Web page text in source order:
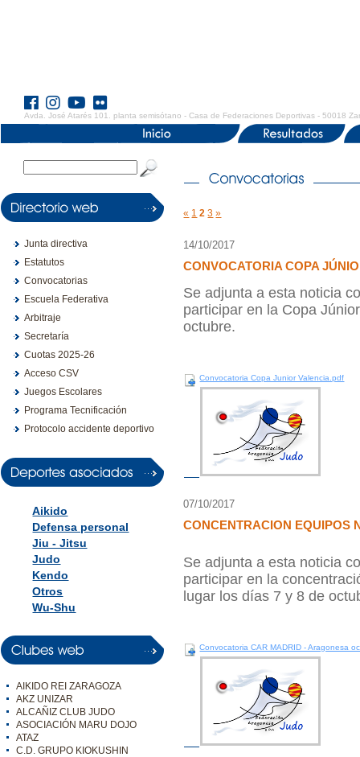
Avda. José Atarés 101. planta semisótano - Casa de Federaciones Deportivas - 50018
Junta directiva
Estatutos
Convocatorias
Escuela Federativa
Arbitraje
Secretaría
Cuotas 2025-26
Acceso CSV
Juegos Escolares
Programa Tecnificación
Protocolo accidente deportivo
Aikido
Defensa personal
Jiu - Jitsu
Judo
Kendo
Otros
Wu-Shu
AIKIDO REI ZARAGOZA
AKZ UNIZAR
ALCAÑIZ CLUB JUDO
ASOCIACIÓN MARU DOJO
ATAZ
C.D. GRUPO KIOKUSHIN
« 1 2 3 »
14/10/2017
CONVOCATORIA COPA
Se adjunta a esta noticia
participar en la Copa
octubre.
Convocatoria Copa Junior Valencia.pdf
07/10/2017
CONCENTRACION EQUIPOS
Se adjunta a esta noticia
participar en la
lugar los días 7 y 8 de
Convocatoria CAR MADRID - Aragonesa